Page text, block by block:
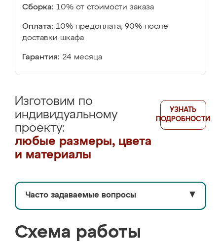
Сборка: 10% от стоимости заказа
Оплата: 10% предоплата, 90% после
доставки шкафа
Гарантия: 24 месяца
Изготовим по
индивидуальному
проекту:
любые размеры, цвета
и материалы
УЗНАТЬ
ПОДРОБНОСТИ
Часто задаваемые вопросы ▼
Схема работы